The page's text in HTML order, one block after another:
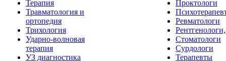
Терапия
Травматология и
ортопедия
Трихология
Ударно-волновая
терапия
УЗ диагностика
Проктологи
Ревматологи
Стоматологи
Сурдологи
Терапевты